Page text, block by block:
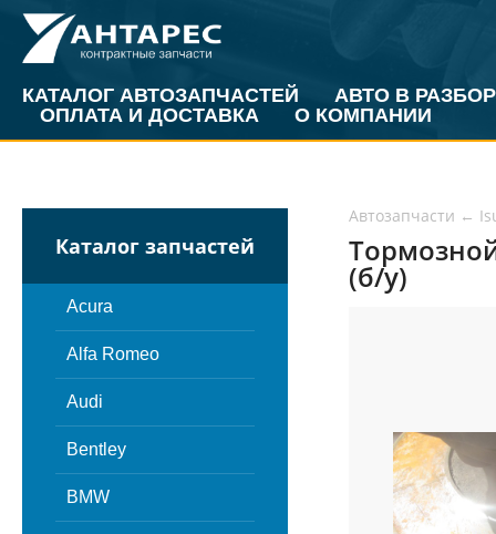
КАТАЛОГ АВТОЗАПЧАСТЕЙ
АВТО В РАЗБОР
ОПЛАТА И ДОСТАВКА
О КОМПАНИИ
Каталог запчастей
Acura
Alfa Romeo
Audi
Bentley
BMW
Автозапчасти ←
(б/у)